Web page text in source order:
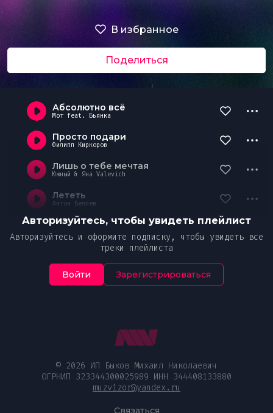
В избранное
Поделиться
Абсолютно всё
Мот feat. Бьянка
Просто подари
Филипп Киркоров
Лишь о тебе мечтая
Южный & Яна Valevich
Лететь
Антон Беляев
Авторизуйтесь, чтобы увидеть плейлист
Авторизуйтесь и оформите подписку, чтобы увидеть все
треки плейлиста
Войти Зарегистрироваться
© 2026 ИП Быков Михаил Николаевич
ОГРНИП 323344300025989 ИНН 344408133880
muzvizor@yandex.ru
Связаться